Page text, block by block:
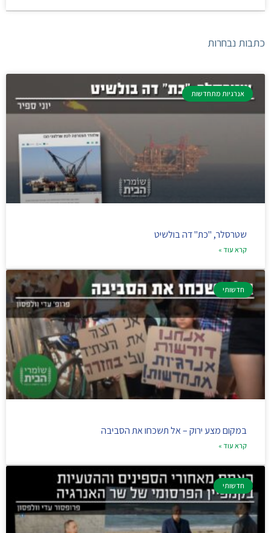
כתבות נבחרות
אנרגיות מתחדשות
שטרסלר, "כת" דה בולשיט
קרא עוד »
חדשותי
במקום מצע ירוק – אל תשכחו את הסביבה
קרא עוד »
חדשותי